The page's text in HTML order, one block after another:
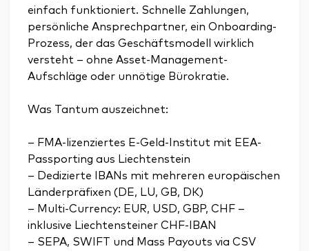
einfach funktioniert. Schnelle Zahlungen,
persönliche Ansprechpartner, ein Onboarding-
Prozess, der das Geschäftsmodell wirklich
versteht – ohne Asset-Management-
Aufschläge oder unnötige Bürokratie.
Was Tantum auszeichnet:
– FMA-lizenziertes E-Geld-Institut mit EEA-
Passporting aus Liechtenstein
– Dedizierte IBANs mit mehreren europäischen
Länderpräfixen (DE, LU, GB, DK)
– Multi-Currency: EUR, USD, GBP, CHF –
inklusive Liechtensteiner CHF-IBAN
– SEPA, SWIFT und Mass Payouts via CSV